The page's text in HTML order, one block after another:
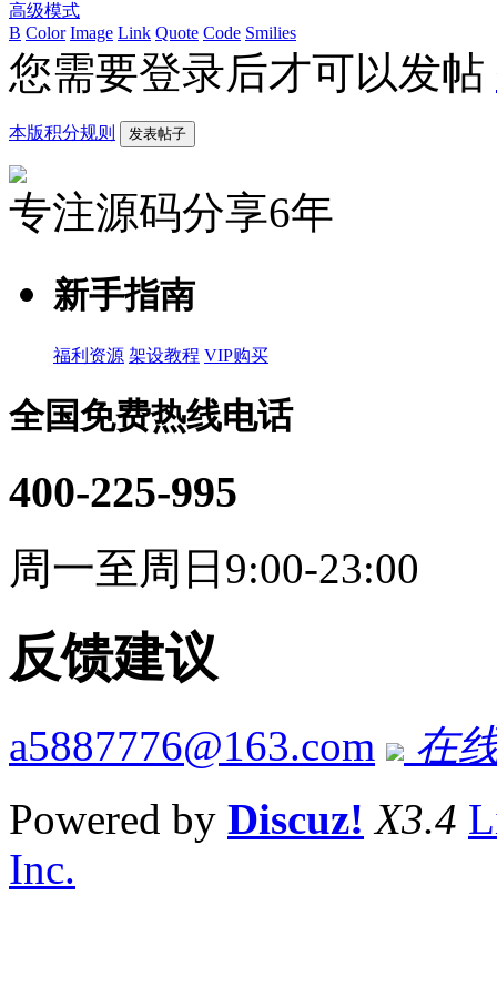
高级模式
B Color Image Link Quote Code Smilies
您需要登录后才可以发帖
本版积分规则 发表帖子
专注源码分享6年
新手指南
福利资源 架设教程 VIP购买
全国免费热线电话
400-225-995
周一至周日9:00-23:00
反馈建议
a5887776@163.com
在
Powered by Discuz! X3.4
Inc.